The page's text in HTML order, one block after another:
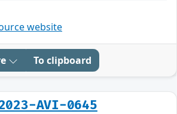
website
To clipboard
2023-AVI-0645